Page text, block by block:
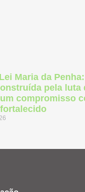
Maria da
pela luta
compromisso